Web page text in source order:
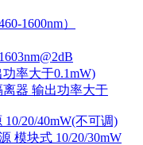
1600nm）
率大于0.1mW)
离器 输出功率大于
10/20/40mW(不可调)
模块式 10/20/30mW